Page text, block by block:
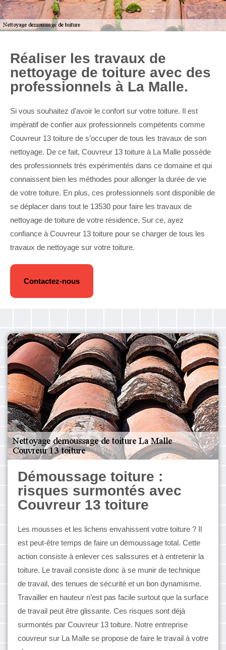
Réaliser les travaux de
nettoyage de toiture avec des
professionnels à La Malle.
Si vous souhaitez d’avoir le confort sur votre toiture. Il est
impératif de confier aux professionnels compétents comme
Couvreur 13 toiture de s’occuper de tous les travaux de son
nettoyage. De ce fait, Couvreur 13 toiture à La Malle possède
des professionnels très expérimentés dans ce domaine et qui
connaissent bien les méthodes pour allonger la durée de vie
de votre toiture. En plus, ces professionnels sont disponible de
se déplacer dans tout le 13530 pour faire les travaux de
nettoyage de toiture de votre résidence. Sur ce, ayez
confiance à Couvreur 13 toiture pour se charger de tous les
travaux de nettoyage sur votre toiture.
Contactez-nous
Démoussage toiture :
risques surmontés avec
Couvreur 13 toiture
Les mousses et les lichens envahissent votre toiture ? Il
est peut-être temps de faire un démoussage total. Cette
action consiste à enlever ces salissures et à entretenir la
toiture. Le travail consiste donc à se munir de technique
de travail, des tenues de sécurité et un bon dynamisme.
Travailler en hauteur n’est pas facile surtout que la surface
de travail peut être glissante. Ces risques sont déjà
surmontés par Couvreur 13 toiture. Notre entreprise
couvreur sur La Malle se propose de faire le travail à votre